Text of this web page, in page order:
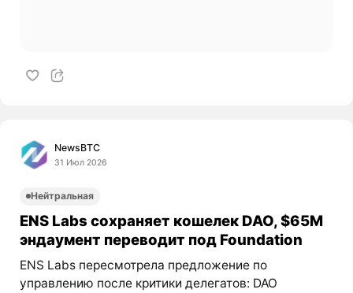
NewsBTC
31 Июл 2026
Нейтральная
ENS Labs сохраняет кошелек DAO, $65M
эндаумент переводит под Foundation
ENS Labs пересмотрела предложение по
управлению после критики делегатов: DAO